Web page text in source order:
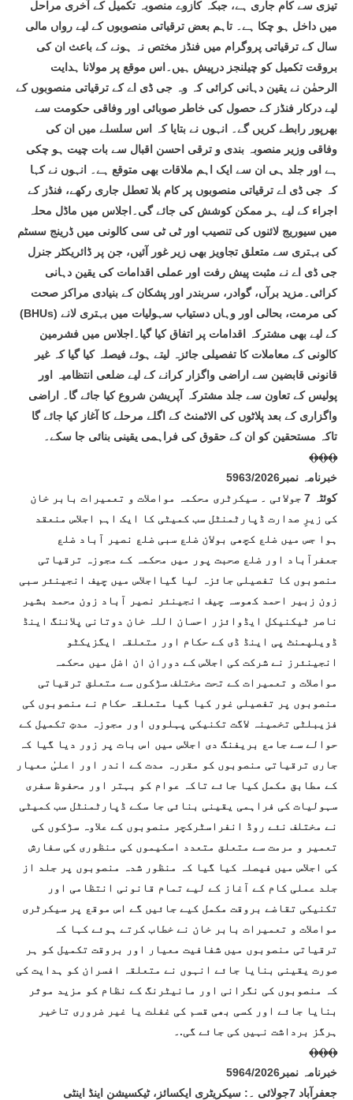
تیزی سے کام جاری ہے، جبکہ کازوے منصوبہ تکمیل کے آخری مراحل
میں داخل ہو چکا ہے۔ تاہم بعض ترقیاتی منصوبوں کے لیے رواں مالی
سال کے ترقیاتی پروگرام میں فنڈز مختص نہ ہونے کے باعث ان کی
بروقت تکمیل کو چیلنجز درپیش ہیں۔اس موقع پر مولانا ہدایت
الرحمٰن نے یقین دہانی کرائی کہ وہ جی ڈی اے کے ترقیاتی منصوبوں کے
لیے درکار فنڈز کے حصول کی خاطر صوبائی اور وفاقی حکومت سے
بھرپور رابطے کریں گے۔ انہوں نے بتایا کہ اس سلسلے میں ان کی
وفاقی وزیر منصوبہ بندی و ترقی احسن اقبال سے بات چیت ہو چکی
ہے اور جلد ہی ان سے ایک اہم ملاقات بھی متوقع ہے۔ انہوں نے کہا
کہ جی ڈی اے ترقیاتی منصوبوں پر کام بلا تعطل جاری رکھے، فنڈز کے
اجراء کے لیے ہر ممکن کوشش کی جائے گی۔اجلاس میں ماڈل محلہ
میں سیوریج لائنوں کی تنصیب اور ٹی ٹی سی کالونی میں ڈرینج سسٹم
کی بہتری سے متعلق تجاویز بھی زیر غور آئیں، جن پر ڈائریکٹر جنرل
جی ڈی اے نے مثبت پیش رفت اور عملی اقدامات کی یقین دہانی
کرائی۔مزید برآں، گوادر، سربندر اور پشکان کے بنیادی مراکز صحت
(BHUs) کی مرمت، بحالی اور وہاں دستیاب سہولیات میں بہتری لانے
کے لیے بھی مشترکہ اقدامات پر اتفاق کیا گیا۔اجلاس میں فشرمین
کالونی کے معاملات کا تفصیلی جائزہ لیتے ہوئے فیصلہ کیا گیا کہ غیر
قانونی قابضین سے اراضی واگزار کرانے کے لیے ضلعی انتظامیہ اور
پولیس کے تعاون سے جلد مشترکہ آپریشن شروع کیا جائے گا۔ اراضی
واگزاری کے بعد پلاٹوں کی الاٹمنٹ کے اگلے مرحلے کا آغاز کیا جائے گا
تاکہ مستحقین کو ان کے حقوق کی فراہمی یقینی بنائی جا سکے۔
﴾﴿﴾﴿﴾﴿
خبرنامہ نمبر5963/2026
کوئٹہ 7 جولائی ۔ سیکرٹری محکمہ مواصلات و تعمیرات بابر خان
کی زیرِ صدارت ڈپارٹمنٹل سب کمیٹی کا ایک اہم اجلاس منعقد
ہوا جس میں ضلع کچھی بولان ضلع سبی ضلع نصیر آباد ضلع
جعفرآباد اور ضلع صحبت پور میں محکمہ کے مجوزہ ترقیاتی
منصوبوں کا تفصیلی جائزہ لیا گیااجلاس میں چیف انجینئر سبی
زون زبیر احمد کھوسہ چیف انجینئر نصیر آباد زون محمد بشیر
ناصر ٹیکنیکل ایڈوائزر احسان اللہ خان دوتانی پلاننگ اینڈ
ڈویلپمنٹ پی اینڈ ڈی کے حکام اور متعلقہ ایگزیکٹو
انجینئرز نے شرکت کی اجلاس کے دوران ان اضل میں محکمہ
مواصلات و تعمیرات کے تحت مختلف سڑکوں سے متعلق ترقیاتی
منصوبوں پر تفصیلی غور کیا گیا متعلقہ حکام نے منصوبوں کی
فزیبلٹی تخمینہ لاگت تکنیکی پہلووں اور مجوزہ مدتِ تکمیل کے
حوالے سے جامع بریفنگ دی اجلاس میں اس بات پر زور دیا گیا کہ
جاری ترقیاتی منصوبوں کو مقررہ مدت کے اندر اور اعلیٰ معیار
کے مطابق مکمل کیا جائے تاکہ عوام کو بہتر اور محفوظ سفری
سہولیات کی فراہمی یقینی بنائی جا سکے ڈپارٹمنٹل سب کمیٹی
نے مختلف نئے روڈ انفراسٹرکچر منصوبوں کے علاوہ سڑکوں کی
تعمیر و مرمت سے متعلق متعدد اسکیموں کی منظوری کی سفارش
کی اجلاس میں فیصلہ کیا گیا کہ منظور شدہ منصوبوں پر جلد از
جلد عملی کام کے آغاز کے لیے تمام قانونی انتظامی اور
تکنیکی تقاضے بروقت مکمل کیے جائیں گے اس موقع پر سیکرٹری
مواصلات و تعمیرات بابر خان نے خطاب کرتے ہوئے کہا کہ
ترقیاتی منصوبوں میں شفافیت معیار اور بروقت تکمیل کو ہر
صورت یقینی بنایا جائے انہوں نے متعلقہ افسران کو ہدایت کی
کہ منصوبوں کی نگرانی اور مانیٹرنگ کے نظام کو مزید موثر
بنایا جائے اور کسی بھی قسم کی غفلت یا غیر ضروری تاخیر
ہرگز برداشت نہیں کی جائے گی.۔
﴾﴿﴾﴿﴾﴿
خبرنامہ نمبر5964/2026
جعفرآباد 7جولائی ۔: سیکریٹری ایکسائز، ٹیکسیشن اینڈ اینٹی